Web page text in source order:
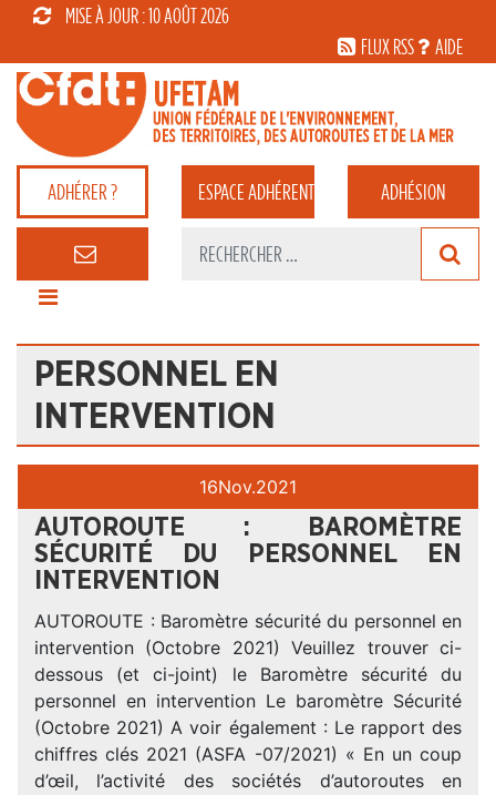
MISE À JOUR : 10 AOÛT 2026
FLUX RSS
AIDE
ADHÉRER ? ESPACEADHÉRENT ADHÉSION
PERSONNEL EN
INTERVENTION
16Nov.2021
AUTOROUTE : BAROMÈTRE
SÉCURITÉ DU PERSONNEL EN
INTERVENTION
AUTOROUTE : Baromètre sécurité du personnel en
intervention (Octobre 2021) Veuillez trouver ci-
dessous (et ci-joint) le Baromètre sécurité du
personnel en intervention Le baromètre Sécurité
(Octobre 2021) A voir également : Le rapport des
chiffres clés 2021 (ASFA -07/2021) « En un coup
d’œil, l’activité des sociétés d’autoroutes en